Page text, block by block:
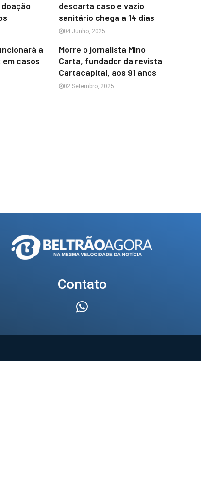
descarta caso e vazio
sanitário chega a 14 dias
04 Junho, 2025
a
em casos
Morre o jornalista Mino
Carta, fundador da revista
Cartacapital, aos 91 anos
02 Setembro, 2025
Contato